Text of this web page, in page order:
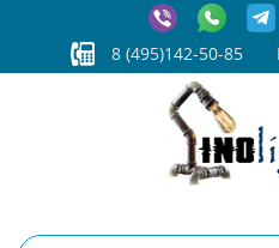
8 (495)142-50-85